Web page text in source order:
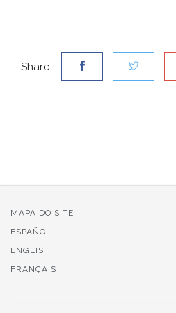
Share:
MAPA DO SITE
ESPAÑOL
ENGLISH
FRANÇAIS